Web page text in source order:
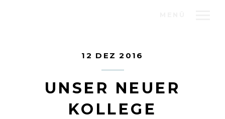
12 DEZ 2016
UNSER NEUER
KOLLEGE